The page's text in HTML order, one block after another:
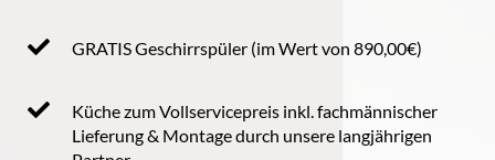
GRATIS Geschirrspüler (im Wert von 890,00€)
Küche zum Vollservicepreis inkl. fachmännischer
Lieferung & Montage durch unsere langjährigen